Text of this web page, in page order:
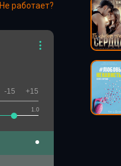
Не работает?
1.0
-15 +15